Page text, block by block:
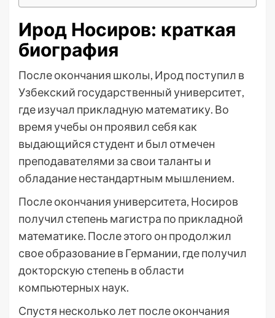
Ирод Носиров: краткая
биография
После окончания школы, Ирод поступил в
Узбекский государственный университет,
где изучал прикладную математику. Во
время учебы он проявил себя как
выдающийся студент и был отмечен
преподавателями за свои таланты и
обладание нестандартным мышлением.
После окончания университета, Носиров
получил степень магистра по прикладной
математике. После этого он продолжил
свое образование в Германии, где получил
докторскую степень в области
компьютерных наук.
Спустя несколько лет после окончания